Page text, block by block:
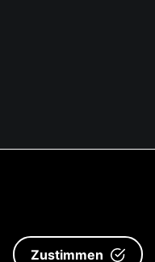
| © 2026 Schuster Licht &
Zustimmen